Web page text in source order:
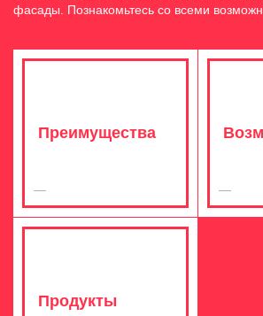
фасады. Познакомьтесь со всеми
Преимущества
Продукты